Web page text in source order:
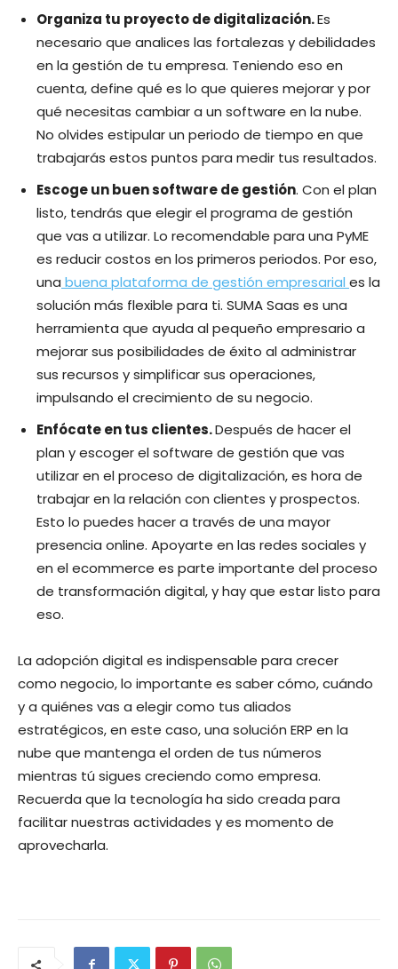
Organiza tu proyecto de digitalización.Es
necesario que analices las fortalezas y debilidades
en la gestión de tu empresa. Teniendo eso en
cuenta, define qué es lo que quieres mejorar y por
qué necesitas cambiar a un software en la nube.
No olvides estipular un periodo de tiempo en que
trabajarás estos puntos para medir tus resultados.
Escoge un buen software de gestión. Con el plan
listo, tendrás que elegir el programa de gestión
que vas a utilizar. Lo recomendable para una PyME
es reducir costos en los primeros periodos. Por eso,
una buena plataforma de gestión empresarial es la
solución más flexible para ti. SUMA Saas es una
herramienta que ayuda al pequeño empresario a
mejorar sus posibilidades de éxito al administrar
sus recursos y simplificar sus operaciones,
impulsando el crecimiento de su negocio.
Enfócate en tus clientes.Después de hacer el
plan y escoger el software de gestión que vas
utilizar en el proceso de digitalización, es hora de
trabajar en la relación con clientes y prospectos.
Esto lo puedes hacer a través de una mayor
presencia online. Apoyarte en las redes sociales y
en el ecommerce es parte importante del proceso
de transformación digital, y hay que estar listo para
eso.
La adopción digital es indispensable para crecer
como negocio, lo importante es saber cómo, cuándo
y a quiénes vas a elegir como tus aliados
estratégicos, en este caso, una solución ERP en la
nube que mantenga el orden de tus números
mientras tú sigues creciendo como empresa.
Recuerda que la tecnología ha sido creada para
facilitar nuestras actividades y es momento de
aprovecharla.